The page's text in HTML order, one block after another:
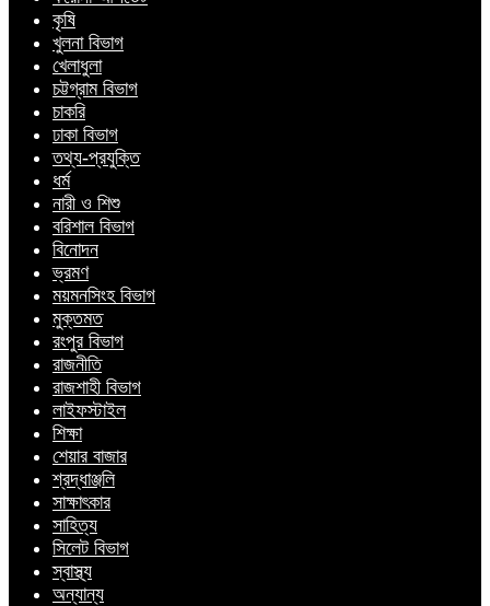
কৃষি
খুলনা বিভাগ
খেলাধুলা
চট্টগ্রাম বিভাগ
চাকরি
ঢাকা বিভাগ
তথ্য-প্রযুক্তি
ধর্ম
নারী ও শিশু
বরিশাল বিভাগ
বিনোদন
ভ্রমণ
ময়মনসিংহ বিভাগ
মুক্তমত
রংপুর বিভাগ
রাজনীতি
রাজশাহী বিভাগ
লাইফস্টাইল
শিক্ষা
শেয়ার বাজার
শ্রদ্ধাঞ্জলি
সাক্ষাৎকার
সাহিত্য
সিলেট বিভাগ
স্বাস্থ্য
অন্যান্য